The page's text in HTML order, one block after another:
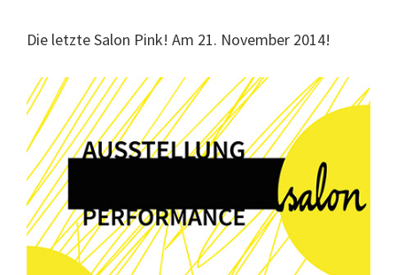
Die letzte Salon Pink! Am 21. November 2014!